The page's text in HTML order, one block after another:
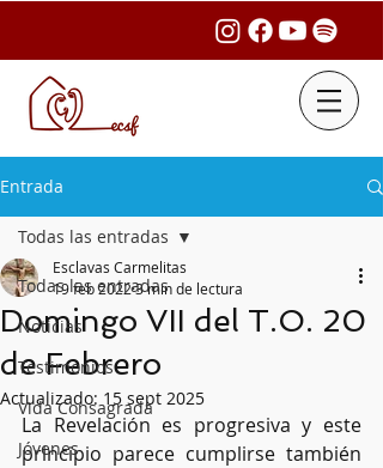
Entrada
Todas las entradas
Noticias
Testimonios
Vida Consagrada
Jóvenes
Todas las entradas
Domingo VII del T.O. 20
de Febrero
Esclavas Carmelitas
19 feb 20223 min de lectura
Actualizado: 15 sept 2025
La Revelación es progresiva y este
principio parece cumplirse también